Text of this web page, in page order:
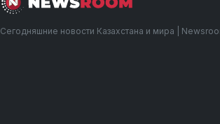
Сегодняшние новости Казахстана и мира |